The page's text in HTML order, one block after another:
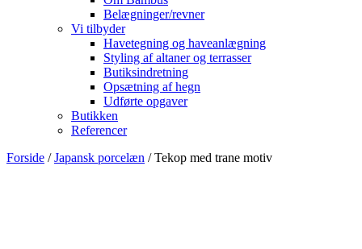
Belægninger/revner
Vi tilbyder
Havetegning og haveanlægning
Styling af altaner og terrasser
Butiksindretning
Opsætning af hegn
Udførte opgaver
Butikken
Referencer
Forside /Japansk porcelæn / Tekop med trane motiv